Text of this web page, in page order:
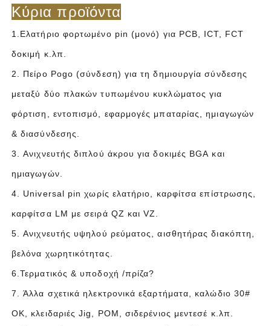
Κύρια προϊόντα
1.Ελατήριο φορτωμένο pin (μονό) για PCB, ICT, FCT
δοκιμή κ.λπ.
2. Πείρο Pogo (σύνδεση) για τη δημιουργία σύνδεσης
μεταξύ δύο πλακών τυπωμένου κυκλώματος για
φόρτιση, εντοπισμό, εφαρμογές μπαταρίας, ημιαγωγών
& διασύνδεσης.
3. Ανιχνευτής διπλού άκρου για δοκιμές BGA και
ημιαγωγών.
4. Universal pin χωρίς ελατήριο, καρφίτσα επίστρωσης,
καρφίτσα LM με σειρά QZ και VZ.
5. Ανιχνευτής υψηλού ρεύματος, αισθητήρας διακόπτη,
βελόνα χωρητικότητας.
6.Τερματικός & υποδοχή /πρίζα?
7. Άλλα σχετικά ηλεκτρονικά εξαρτήματα, καλώδιο 30#
OK, κλειδαριές Jig, POM, σιδερένιος μεντεσέ κ.λπ.